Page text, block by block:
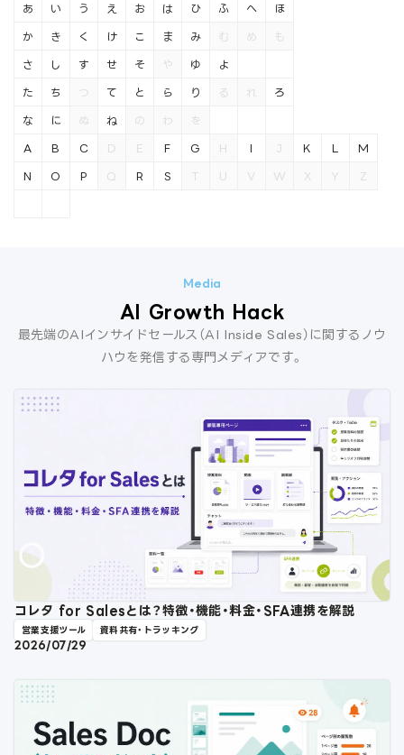
あ い う え お
か き く け こ
さ し す せ そ
た ち つ て と
な に ぬ ね の
は ひ ふ へ ほ
ま み む め も
や ゆ よ
ら り る れ ろ
わ を
A B C D E F G H I J K L M
N O P Q R S T U V W X Y Z
AI Growth Hack
最先端のAIインサイドセールス（AI Inside Sales）に関するノウ
ハウを発信する専門メディアです。
コレタ for Salesとは？特徴・機能・料金・SFA連携を解説
営業支援ツール 資料共有・トラッキング
2026/07/29